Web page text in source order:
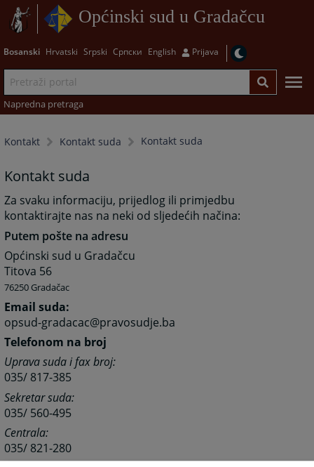
Općinski sud u Gradačcu
Bosanski Hrvatski Srpski Српски English Prijava
Napredna pretraga
Kontakt Kontakt suda Kontakt suda
Kontakt suda
Za svaku informaciju, prijedlog ili primjedbu
kontaktirajte nas na neki od sljedećih načina:
Putem pošte na adresu
Općinski sud u Gradačcu
Titova 56
76250 Gradačac
Email suda:
opsud-gradacac@pravosudje.ba
Telefonom na broj
Uprava suda i fax broj:
035/ 817-385
Sekretar suda:
035/ 560-495
Centrala:
035/ 821-280